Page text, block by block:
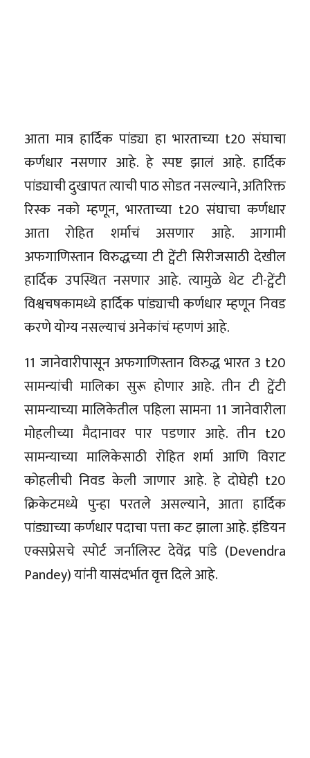
आता मात्र हार्दिक पांड्या हा भारताच्या t20 संघाचा
कर्णधार नसणार आहे. हे स्पष्ट झालं आहे. हार्दिक
पांड्याची दुखापत त्याची पाठ सोडत नसल्याने, अतिरिक्त
रिस्क नको म्हणून, भारताच्या t20 संघाचा कर्णधार
आता रोहित शर्माचं असणार आहे. आगामी
अफगाणिस्तान विरुद्धच्या टी ट्वेंटी सिरीजसाठी देखील
हार्दिक उपस्थित नसणार आहे. त्यामुळे थेट टी-ट्वेंटी
विश्वचषकामध्ये हार्दिक पांड्याची कर्णधार म्हणून निवड
करणे योग्य नसल्याचं अनेकांचं म्हणणं आहे.
11 जानेवारीपासून अफगाणिस्तान विरुद्ध भारत 3 t20
सामन्यांची मालिका सुरू होणार आहे. तीन टी ट्वेंटी
सामन्याच्या मालिकेतील पहिला सामना 11 जानेवारीला
मोहलीच्या मैदानावर पार पडणार आहे. तीन t20
सामन्याच्या मालिकेसाठी रोहित शर्मा आणि विराट
कोहलीची निवड केली जाणार आहे. हे दोघेही t20
क्रिकेटमध्ये पुन्हा परतले असल्याने, आता हार्दिक
पांड्याच्या कर्णधार पदाचा पत्ता कट झाला आहे. इंडियन
एक्सप्रेसचे स्पोर्ट जर्नालिस्ट देवेंद्र पांडे (Devendra
Pandey) यांनी यासंदर्भात वृत्त दिले आहे.